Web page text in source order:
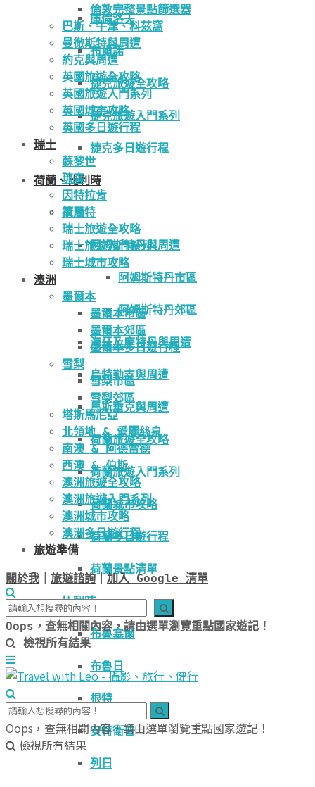
庫倫洛夫
布爾諾
捷克旅遊全攻略
捷克旅遊入門系列
捷克多日遊行程
荷蘭、比利時
荷蘭
阿姆斯特丹與周遭
阿姆斯特丹市區
阿姆斯特丹郊區
海牙及鹿特丹與周遭
烏特勒支與周遭
馬斯垂克與周遭
荷蘭旅遊全攻略
荷蘭旅遊入門系列
荷蘭城市攻略
荷蘭多日遊行程
荷蘭景點清單
比利時
布魯塞爾
布魯日
根特
安特衛普
列日
倫敦完整景點篩選器
巴斯、牛津、科茲窩
曼徹斯特與周遭
約克與周遭
英國旅遊全攻略
英國旅遊入門系列
英國城市攻略
英國多日遊行程
瑞士
蘇黎世
琉森
因特拉肯
策馬特
瑞士旅遊全攻略
瑞士旅遊入門系列
瑞士城市攻略
澳洲
墨爾本
墨爾本市區
墨爾本郊區
墨爾本多日遊行程
雪梨
雪梨市區
雪梨郊區
塔斯馬尼亞
北領地 & 愛麗絲泉
南澳 & 阿德雷德
西澳 & 伯斯
澳洲旅遊全攻略
澳洲旅遊入門系列
澳洲城市攻略
澳洲多日遊行程
旅遊準備
關於我 旅遊諮詢｜加入 Google 清單
Oops，查無相關內容，請由選單瀏覽重點國家遊記！
檢視所有結果
Oops，查無相關內容，請由選單瀏覽重點國家遊記！
檢視所有結果